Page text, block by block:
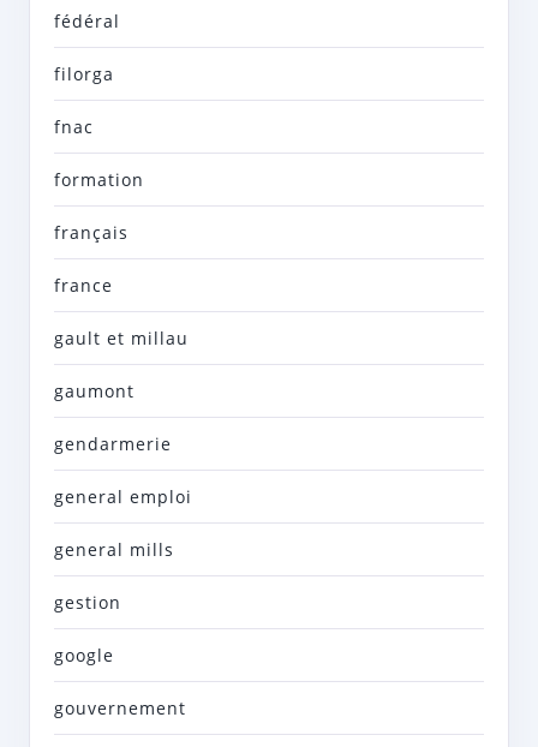
fédéral
filorga
fnac
formation
français
france
gault et millau
gaumont
gendarmerie
general emploi
general mills
gestion
google
gouvernement